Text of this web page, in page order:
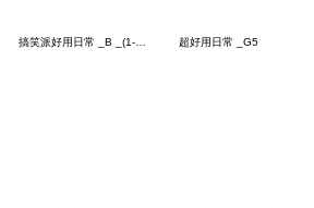
搞笑派好用日常 _B _(1-40) 超好用日常 _G5